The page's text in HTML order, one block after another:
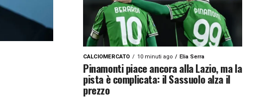
CALCIOMERCATO 10 minuti ago Elia Serra
Pinamonti piace ancora alla Lazio, ma la
pista è complicata: il Sassuolo alza il
prezzo